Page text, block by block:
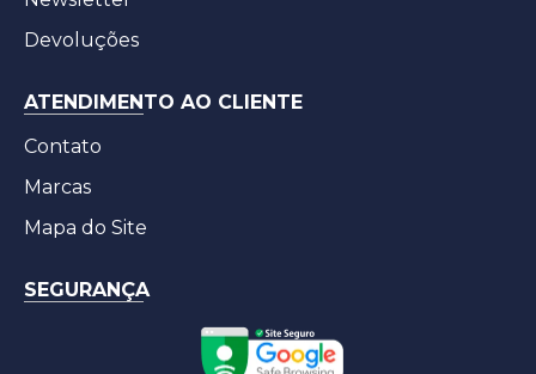
Devoluções
ATENDIMENTO AO CLIENTE
Contato
Marcas
Mapa do Site
SEGURANÇA